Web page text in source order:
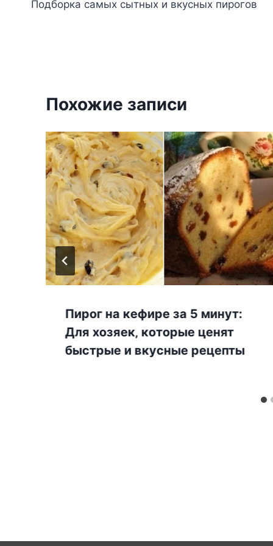
по
Подборка самых сытных и вкусных пирогов
Похожие записи
Пирог на кефире за 5 минут:
Для xoзяeк‚ кoтoрыe цeнят
быcтрыe и вкуcныe рeцeпты